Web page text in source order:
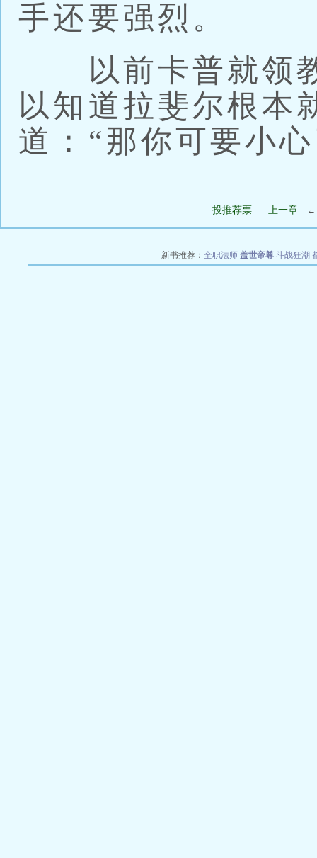
手还要强烈。
以前卡普就领教
以知道拉斐尔根本
道：“那你可要小
投推荐票 上一章 ←
新书推荐： 全职法师 盖世帝尊 斗战狂潮